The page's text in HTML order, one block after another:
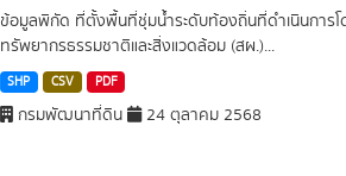
ข้อมูลพิกัด ที่ตั้งพื้นที่ชุ่มน้ำระดับท้องถิ่นที่ดำเนินการ
ทรัพยากรธรรมชาติและสิ่งแวดล้อม (สผ.)...
SHP CSV PDF
กรมพัฒนาที่ดิน 24 ตุลาคม 2568